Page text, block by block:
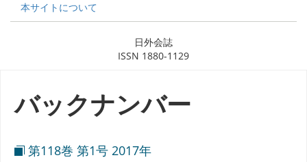
本サイトについて
日外会誌
ISSN 1880-1129
バックナンバー
第118巻 第1号 2017年